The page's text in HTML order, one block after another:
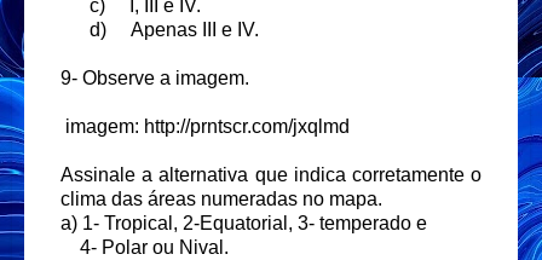
c)
I, III e IV.
d)
Apenas III e IV.
9- Observe a imagem.
imagem: http://prntscr.com/jxqlmd
Assinale a alternativa que indica corretamente o
clima das áreas numeradas no mapa.
a) 1- Tropical, 2-Equatorial, 3- temperado e
4- Polar ou Nival.